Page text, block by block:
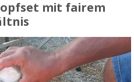
mit fairem